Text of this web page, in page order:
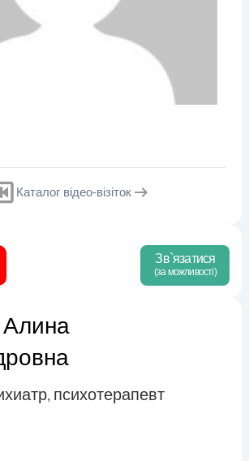
Каталог відео-візіток
Зв`язатися
(за можливості)
, психотерапевт